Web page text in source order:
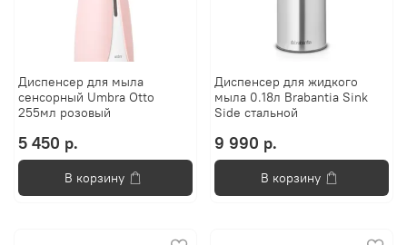
Диспенсер для мыла
сенсорный Umbra Otto
255мл розовый
5 450 р.
В корзину
Диспенсер для жидкого
мыла 0.18л Brabantia Sink
Side стальной
9 990 р.
В корзину